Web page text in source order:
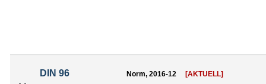
DIN 96 Norm, 2016-12 [AKTUELL]